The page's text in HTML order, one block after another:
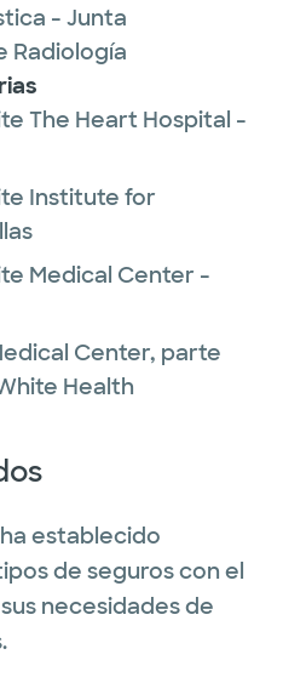
- Junta
Radiología
The Heart Hospital -
Institute for
Medical Center -
Center, parte
Health
establecido
de seguros con el
necesidades de